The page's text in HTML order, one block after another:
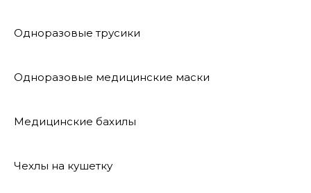
Одноразовые трусики
Одноразовые медицинские маски
Медицинские бахилы
Чехлы на кушетку